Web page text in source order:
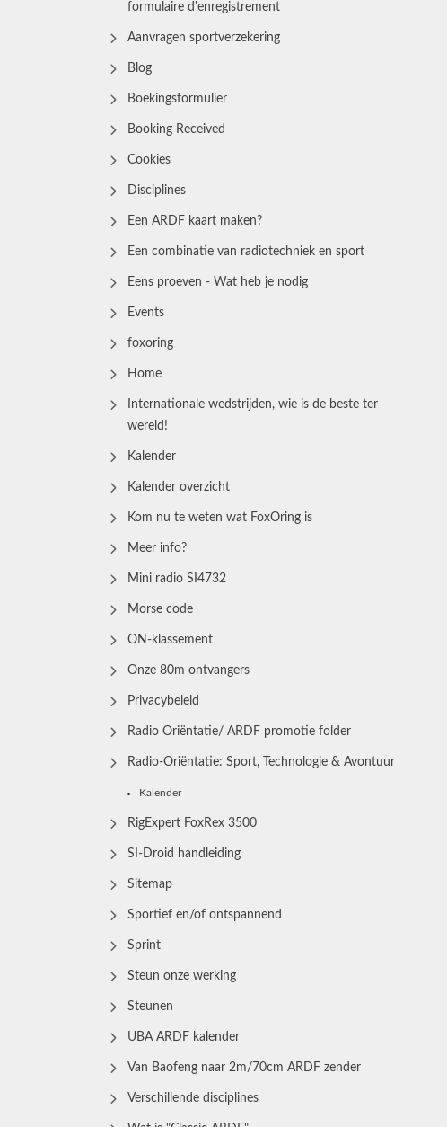
formulaire d'enregistrement
Aanvragen sportverzekering
Blog
Boekingsformulier
Booking Received
Cookies
Disciplines
Een ARDF kaart maken?
Een combinatie van radiotechniek en sport
Eens proeven - Wat heb je nodig
Events
foxoring
Home
Internationale wedstrijden, wie is de beste ter
wereld!
Kalender
Kalender overzicht
Kom nu te weten wat FoxOring is
Meer info?
Mini radio SI4732
Morse code
ON-klassement
Onze 80m ontvangers
Privacybeleid
Radio Oriëntatie/ ARDF promotie folder
Radio‑Oriëntatie: Sport, Technologie & Avontuur
Kalender
RigExpert FoxRex 3500
SI-Droid handleiding
Sitemap
Sportief en/of ontspannend
Sprint
Steun onze werking
Steunen
UBA ARDF kalender
Van Baofeng naar 2m/70cm ARDF zender
Verschillende disciplines